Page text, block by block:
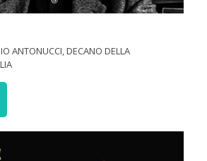
ANTONUCCI, DECANO DELLA